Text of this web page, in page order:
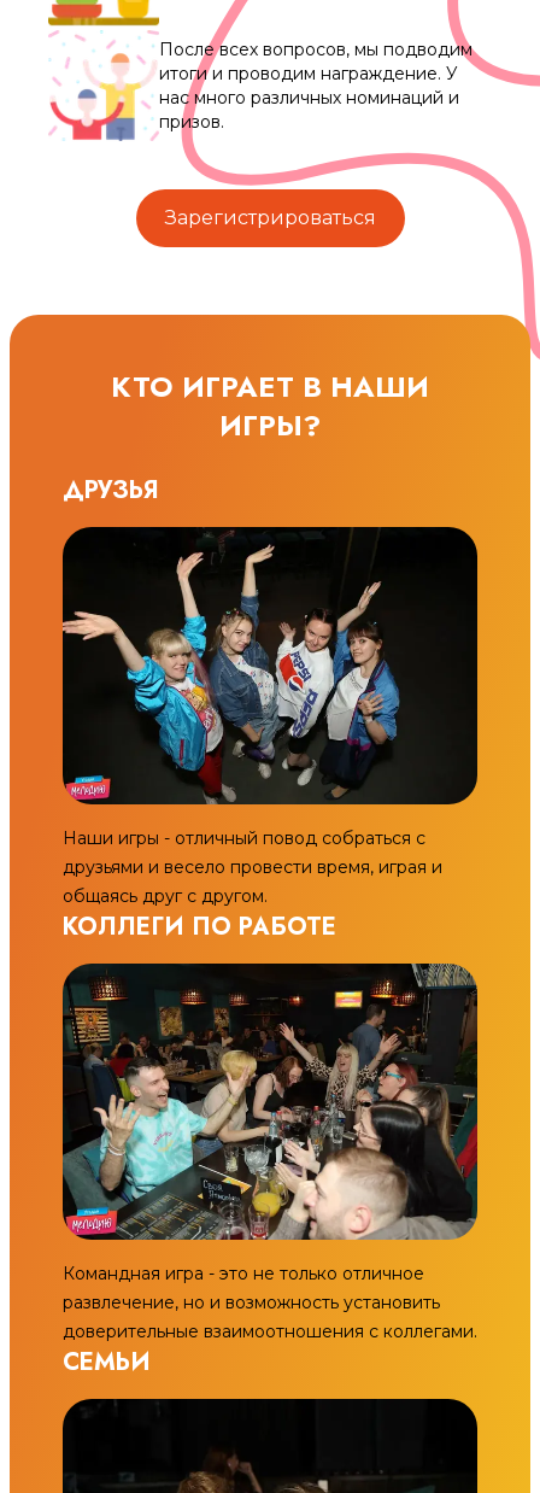
После всех вопросов, мы подводим
итоги и проводим награждение. У
нас много различных номинаций и
призов.
Зарегистрироваться
КТО ИГРАЕТ В НАШИ
ИГРЫ?
ДРУЗЬЯ
Наши игры - отличный повод собраться с
друзьями и весело провести время, играя и
общаясь друг с другом.
КОЛЛЕГИ ПО РАБОТЕ
Командная игра - это не только отличное
развлечение, но и возможность установить
доверительные взаимоотношения с коллегами.
СЕМЬИ